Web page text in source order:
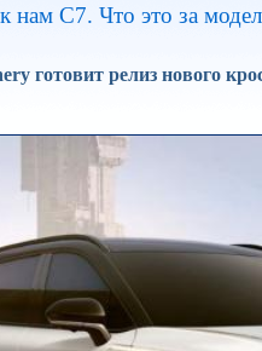
нам С7. Что это за
готовит релиз нового